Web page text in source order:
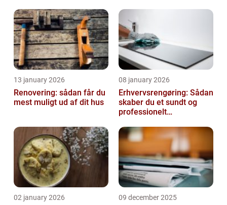
13 january 2026
Renovering: sådan får du
mest muligt ud af dit hus
08 january 2026
Erhvervsrengøring: Sådan
skaber du et sundt og
professionelt
02 january 2026 09 december 2025